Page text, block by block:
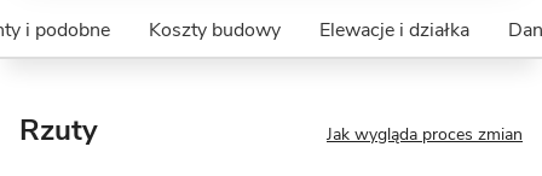
i podobne Koszty budowy Elewacje i działka
Rzuty Jak wygląda proces zmian